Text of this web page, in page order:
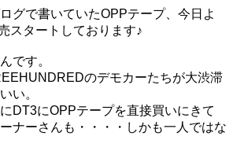
グで書いていたOPPテープ、今日よ
スタートしております♪
です。
のデモカーたちが大渋滞
い。
DT3にOPPテープを直接買いにきて
ナーさんも・・・・しかも一人ではな